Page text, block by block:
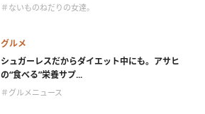
＃ないものねだりの女達。
グルメ
シュガーレスだからダイエット中にも。アサヒ
の“食べる”栄養サプ...
＃グルメニュース